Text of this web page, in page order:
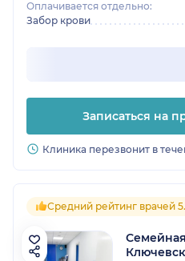
Оплачивается отдельно:
Забор крови
Записаться на
Клиника перезвонит в
Средний рейтинг врачей